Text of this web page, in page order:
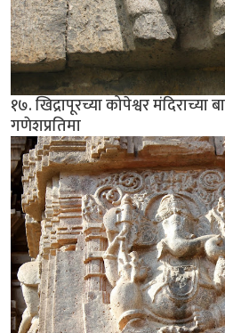
१७. खिद्रापूरच्या कोपेश्वर
गणेशप्रतिमा